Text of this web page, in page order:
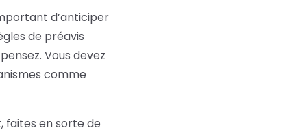
d’anticiper
de préavis
Vous devez
comme
faites en sorte de